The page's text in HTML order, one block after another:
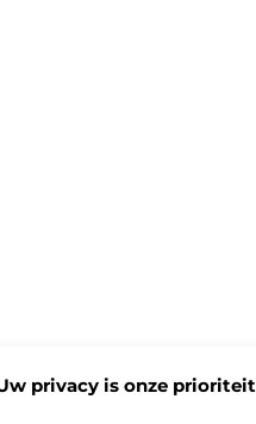
privacy is onze prioriteit